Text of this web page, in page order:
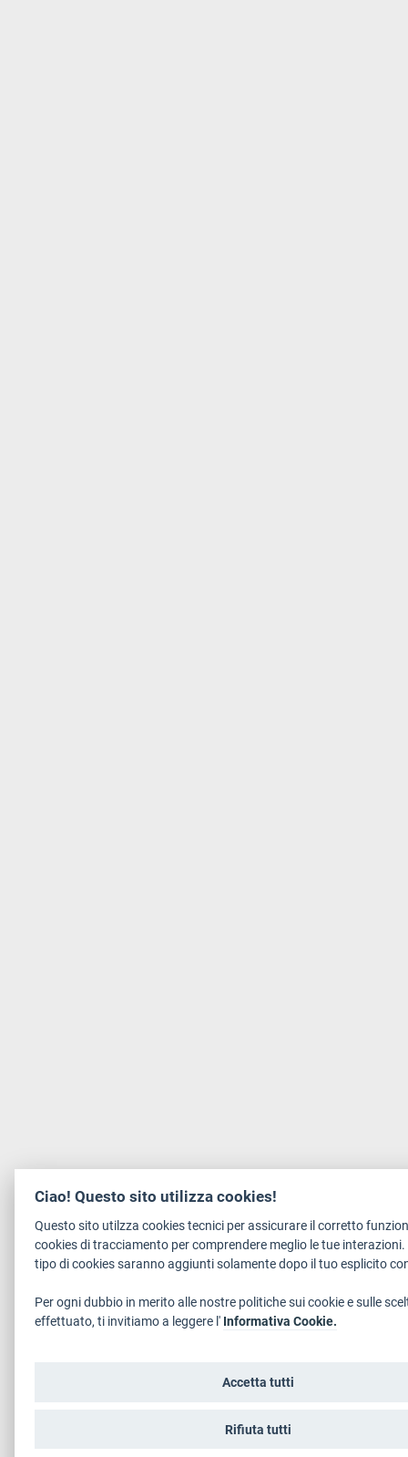
Ciao! Questo sito utilizza cookies!
Questo sito utilzza cookies tecnici per assicurare il corretto
cookies di tracciamento per comprendere meglio le tue
tipo di cookies saranno aggiunti solamente dopo il tuo esplicito
Per ogni dubbio in merito alle nostre politiche sui cookie e sulle
effettuato, ti invitiamo a leggere l' Informativa Cookie.
Accetta tutti
Rifiuta tutti